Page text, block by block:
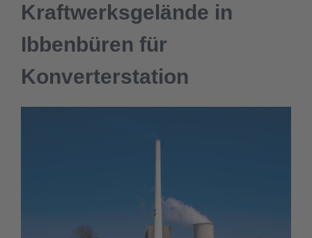
Kraftwerksgelände in
Ibbenbüren für
Konverterstation